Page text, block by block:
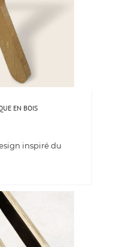
EN BOIS
inspiré du